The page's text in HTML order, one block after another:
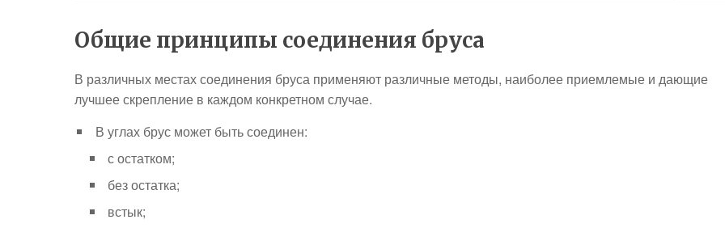
Общие принципы соединения бруса
В различных местах соединения бруса применяют различные методы, наиболее приемлемые и дающие
лучшее скрепление в каждом конкретном случае.
В углах брус может быть соединен:
с остатком;
без остатка;
встык;